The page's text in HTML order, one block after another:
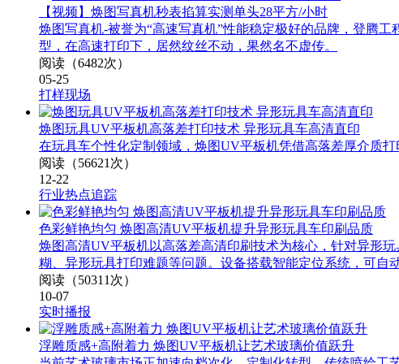
【视频】焕图写真机秒表掐算实测单头28平方/小时
焕图写真机-被誉为“高速写真机”性能稳定极好的品牌，登腾
型，在高速打印下，居然纹丝不动，果然名不虚传。
阅读（6482次）
05-25
打样现场
焕图玩具UV平板机高落差打印技术 异形玩具车高清直印
在玩具车个性化定制领域，焕图UV平板机凭借高落差厚介质
阅读（56621次）
12-22
行业热点追踪
色彩鲜艳均匀 焕图高清UV平板机提升异形玩具车印刷品质
焕图高清UV平板机以高落差高清印刷技术为核心，针对异形
糊、异形玩具打印难题等问题。设备搭载智能定位系统，可自
阅读（50311次）
10-07
实时播报
浮雕质感+高附着力 焕图UV平板机让艺术玻璃价值跃升